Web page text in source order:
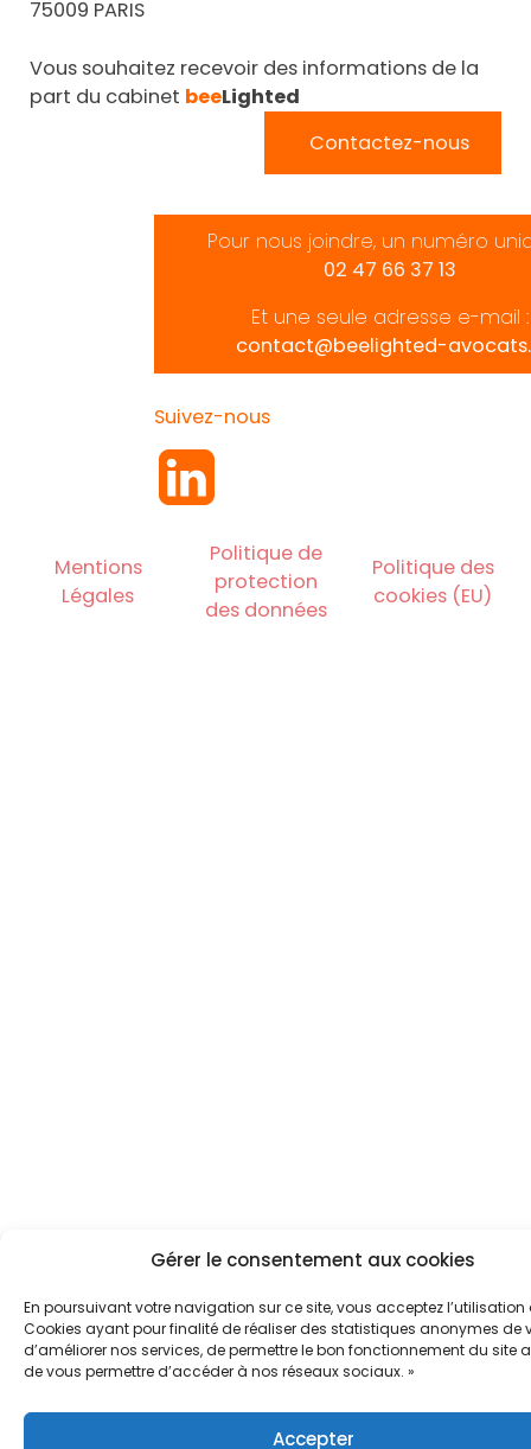
Gérer le consentement aux cookies
En poursuivant votre navigation sur ce site, vous acceptez l’utilisation
Cookies ayant pour finalité de réaliser des statistiques anonymes de
d’améliorer nos services, de permettre le bon fonctionnement du site
de vous permettre d’accéder à nos réseaux sociaux. »
Accepter
75009 PARIS
Vous souhaitez recevoir des informations de la
part du cabinet beeLighted
Contactez-nous
Pour nous joindre, un numéro
02 47 66 37 13
Et une seule adresse e-mail :
contact@beelighted-
Suivez-nous
Mentions
Légales
Politique de
protection
des données
Politique des
cookies (EU)